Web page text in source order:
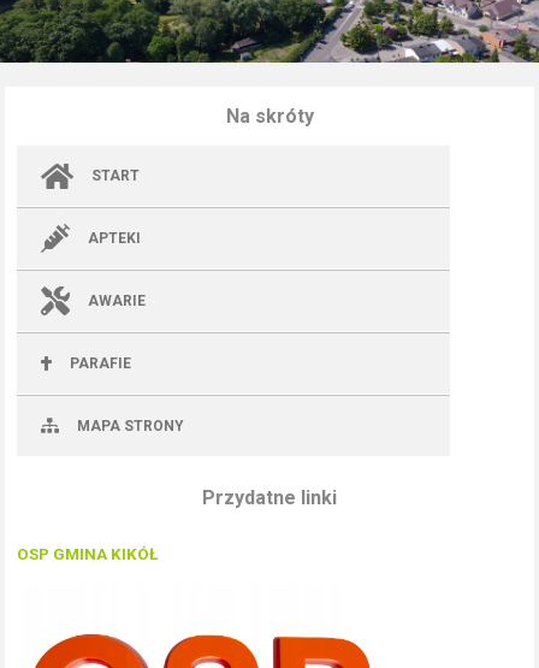
Na skróty
START
APTEKI
AWARIE
PARAFIE
MAPA STRONY
Przydatne linki
OSP GMINA KIKÓŁ